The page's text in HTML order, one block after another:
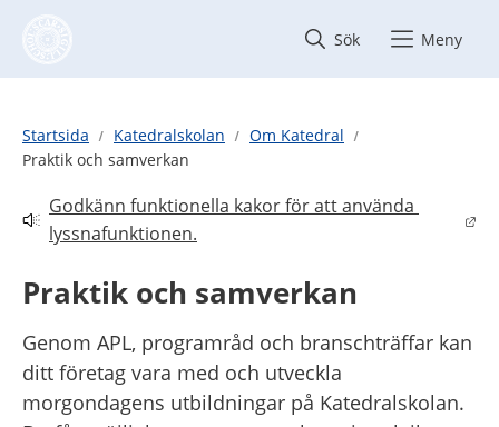
Hoppa till innehåll
Sök
Meny
Startsida Katedralskolan
Om Katedral
Praktik och samverkan
Godkänn funktionella kakor för att använda
lyssnafunktionen.
Länk till annan webbplats.
Praktik och samverkan
Genom APL, programråd och branschträffar kan
ditt företag vara med och utveckla
morgondagens utbildningar på Katedralskolan.